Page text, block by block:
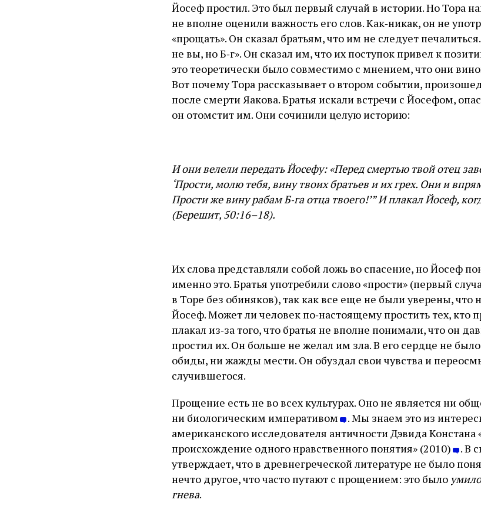
Йосеф простил. Это был первый случай в истории. Но Тора
не вполне оценили важность его слов. Как‑никак, он не
«прощать». Он сказал братьям, что им не следует
не вы, но Б‑г». Он сказал им, что их поступок привел к
это теоретически было совместимо с мнением, что они
Вот почему Тора рассказывает о втором событии,
после смерти Яакова. Братья искали встречи с Йосефом,
он отомстит им. Они сочинили целую историю:
И они велели передать Йосефу: «Перед смертью твой отец
‘Прости, молю тебя, вину твоих братьев и их грех. Они и
Прости же вину рабам Б‑га отца твоего!’” И плакал Йосеф,
(Берешит, 50:16–18).
Их слова представляли собой ложь во спасение, но Йосеф
именно это. Братья употребили слово «прости» (первый
в Торе без обиняков), так как все еще не были уверены,
Йосеф. Может ли человек по‑настоящему простить тех, кто
плакал из‑за того, что братья не вполне понимали, что он
простил их. Он больше не желал им зла. В его сердце не
обиды, ни жажды мести. Он обуздал свои чувства и
случившегося.
Прощение есть не во всех культурах. Оно не является ни
ни биологическим императивом . Мы знаем это из
американского исследователя античности Дэвида
происхождение одного нравственного понятия» (2010) . В
утверждает, что в древнегреческой литературе не было
нечто другое, что часто путают с прощением: это было
гнева.